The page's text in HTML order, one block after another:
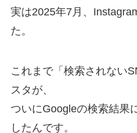
実は2025年7月、
た。
これまで「検索されない
スタが、
ついにGoogleの検索結果
したんです。